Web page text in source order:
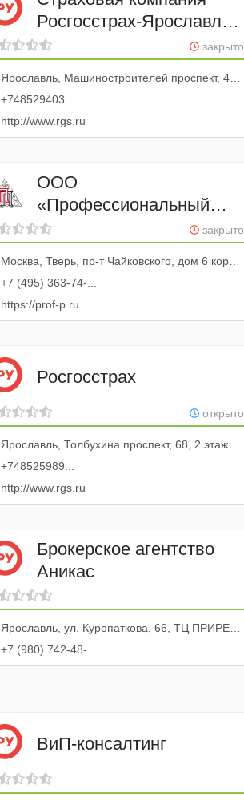
Росгосстрах-Ярославль-
Медицина
закрыто
Ярославль, Машиностроителей проспект, 48а, 5 кабинет; 1 этаж
+748529403...
http://www.rgs.ru
ООО
«Профессиональный
партнер»
закрыто
Москва, Тверь, пр-т Чайковского, дом 6 корпус 1, 2 этаж, офис 1
+7 (495) 363-74-...
https://prof-p.ru
Росгосстрах
открыто
Ярославль, Толбухина проспект, 68, 2 этаж
+748525989...
http://www.rgs.ru
Брокерское агентство
Аникас
Ярославль, ул. Куропаткова, 66, ТЦ ПРИРЕЧНЫЙ, эт. 2
+7 (980) 742-48-...
ВиП-консалтинг